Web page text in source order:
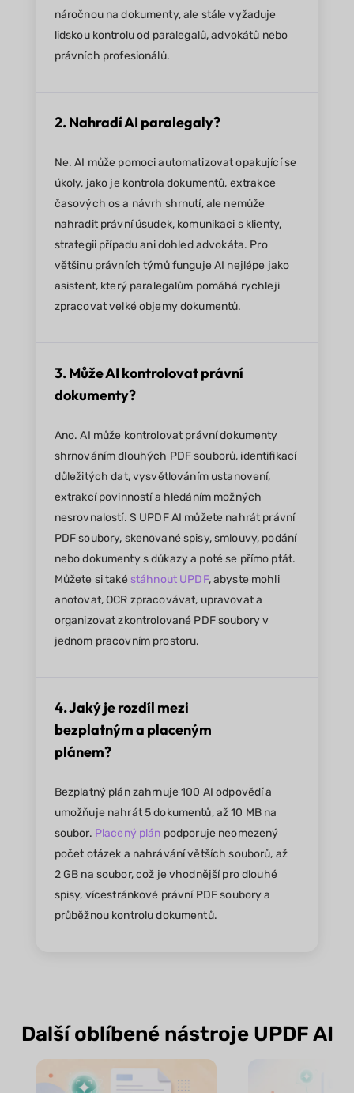
náročnou na dokumenty, ale stále vyžaduje
lidskou kontrolu od paralegalů, advokátů nebo
právních profesionálů.
2. Nahradí AI paralegaly?
Ne. AI může pomoci automatizovat opakující se
úkoly, jako je kontrola dokumentů, extrakce
časových os a návrh shrnutí, ale nemůže
nahradit právní úsudek, komunikaci s klienty,
strategii případu ani dohled advokáta. Pro
většinu právních týmů funguje AI nejlépe jako
asistent, který paralegalům pomáhá rychleji
zpracovat velké objemy dokumentů.
3. Může AI kontrolovat právní
dokumenty?
Ano. AI může kontrolovat právní dokumenty
shrnováním dlouhých PDF souborů, identifikací
důležitých dat, vysvětlováním ustanovení,
extrakcí povinností a hledáním možných
nesrovnalostí. S UPDF AI můžete nahrát právní
PDF soubory, skenované spisy, smlouvy, podání
nebo dokumenty s důkazy a poté se přímo ptát.
Můžete si také stáhnout UPDF, abyste mohli
anotovat, OCR zpracovávat, upravovat a
organizovat zkontrolované PDF soubory v
jednom pracovním prostoru.
4. Jaký je rozdíl mezi
bezplatným a placeným
plánem?
Bezplatný plán zahrnuje 100 AI odpovědí a
umožňuje nahrát 5 dokumentů, až 10 MB na
soubor. Placený plán podporuje neomezený
počet otázek a nahrávání větších souborů, až
2 GB na soubor, což je vhodnější pro dlouhé
spisy, vícestránkové právní PDF soubory a
průběžnou kontrolu dokumentů.
Další oblíbené nástroje UPDF AI